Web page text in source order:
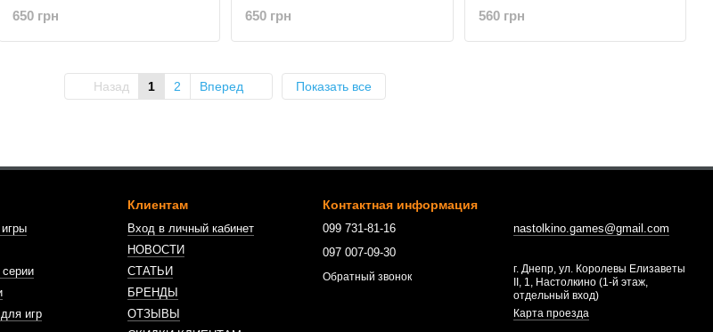
650 грн
650 грн
560 грн
Назад 1 2 Вперед Показать все
игр
Клиентам
Вход в личный кабинет
НОВОСТИ
СТАТЬИ
БРЕНДЫ
ОТЗЫВЫ
Контактная информация
099 731-81-16
097 007-09-30
Обратный звонок
nastolkino.games@gmail.com
г. Днепр, ул. Королевы Елизаветы
II, 1, Настолкино (1-й этаж,
отдельный вход)
Карта проезда